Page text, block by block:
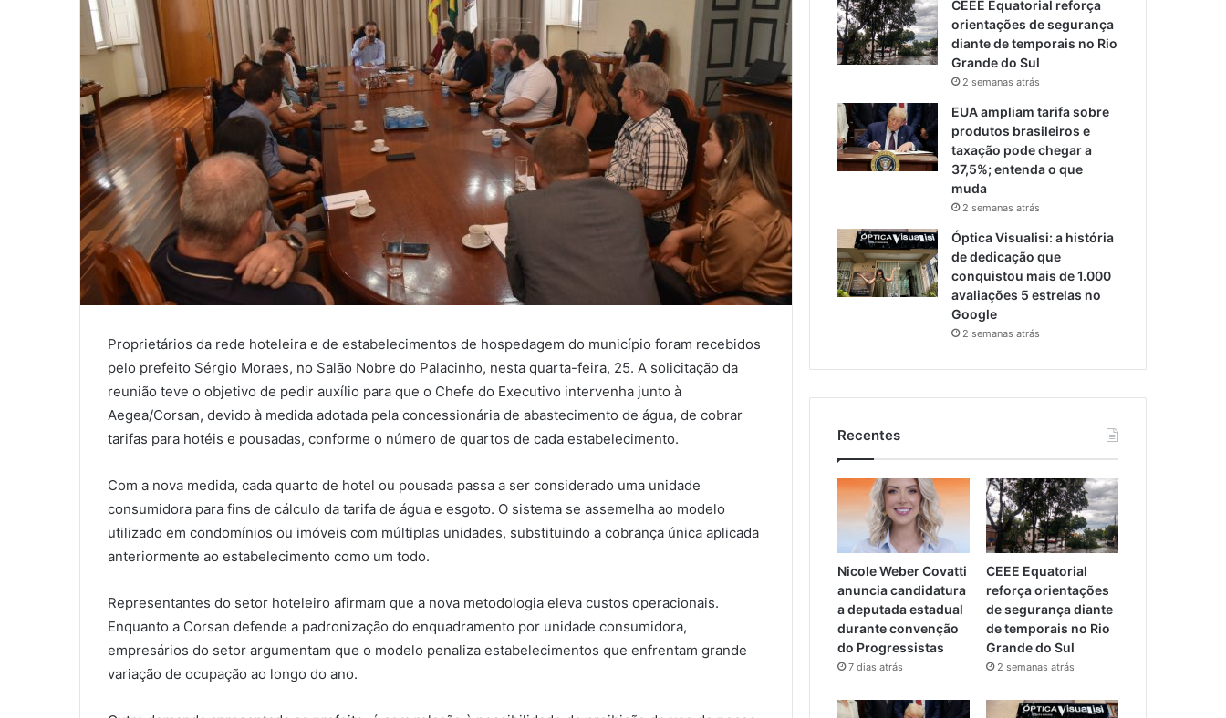
Proprietários da rede hoteleira e de estabelecimentos de hospedagem do município foram recebidos
pelo prefeito Sérgio Moraes, no Salão Nobre do Palacinho, nesta quarta-feira, 25. A solicitação da
reunião teve o objetivo de pedir auxílio para que o Chefe do Executivo intervenha junto à
Aegea/Corsan, devido à medida adotada pela concessionária de abastecimento de água, de cobrar
tarifas para hotéis e pousadas, conforme o número de quartos de cada estabelecimento.
Com a nova medida, cada quarto de hotel ou pousada passa a ser considerado uma unidade
consumidora para fins de cálculo da tarifa de água e esgoto. O sistema se assemelha ao modelo
utilizado em condomínios ou imóveis com múltiplas unidades, substituindo a cobrança única aplicada
anteriormente ao estabelecimento como um todo.
Representantes do setor hoteleiro afirmam que a nova metodologia eleva custos operacionais.
Enquanto a Corsan defende a padronização do enquadramento por unidade consumidora,
empresários do setor argumentam que o modelo penaliza estabelecimentos que enfrentam grande
variação de ocupação ao longo do ano.
CEEE Equatorial reforça
orientações de segurança
diante de temporais no Rio
Grande do Sul
2 semanas atrás
EUA ampliam tarifa sobre
produtos brasileiros e
taxação pode chegar a
37,5%; entenda o que
muda
2 semanas atrás
Óptica Visualisi: a história
de dedicação que
conquistou mais de 1.000
avaliações 5 estrelas no
Google
2 semanas atrás
Recentes
Nicole Weber Covatti
anuncia candidatura
a deputada estadual
durante convenção
do Progressistas
7 dias atrás
CEEE Equatorial
reforça orientações
de segurança diante
de temporais no Rio
Grande do Sul
2 semanas atrás